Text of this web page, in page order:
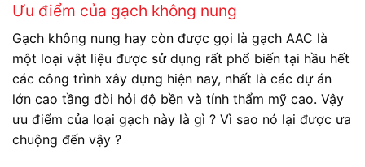
Ưu điểm của gạch không nung
Gạch không nung hay còn được gọi là gạch AAC là
một loại vật liệu được sử dụng rất phổ biến tại hầu hết
các công trình xây dựng hiện nay, nhất là các dự án
lớn cao tầng đòi hỏi độ bền và tính thẩm mỹ cao. Vậy
ưu điểm của loại gạch này là gì ? Vì sao nó lại được ưa
chuộng đến vậy ?